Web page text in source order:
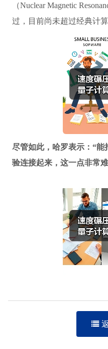
（Nuclear Magnetic
过，目前尚未超过经典计算
尽管如此，哈罗表示：“
验连接起来，这一点非常